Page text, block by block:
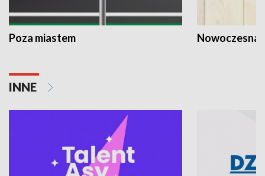
Poza miastem Nowoczesna
INNE